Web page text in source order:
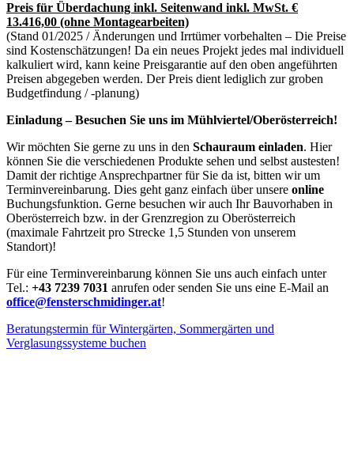
Preis für Überdachung inkl. Seitenwand inkl. MwSt. €
13.416,00 (ohne Montagearbeiten)
(Stand 01/2025 / Änderungen und Irrtümer vorbehalten – Die Preise
sind Kostenschätzungen! Da ein neues Projekt jedes mal individuell
kalkuliert wird, kann keine Preisgarantie auf den oben angeführten
Preisen abgegeben werden. Der Preis dient lediglich zur groben
Budgetfindung / -planung)
Einladung – Besuchen Sie uns im Mühlviertel/Oberösterreich!
Wir möchten Sie gerne zu uns in den Schauraum einladen. Hier
können Sie die verschiedenen Produkte sehen und selbst austesten!
Damit der richtige Ansprechpartner für Sie da ist, bitten wir um
Terminvereinbarung. Dies geht ganz einfach über unsere online
Buchungsfunktion. Gerne besuchen wir auch Ihr Bauvorhaben in
Oberösterreich bzw. in der Grenzregion zu Oberösterreich
(maximale Fahrtzeit pro Strecke 1,5 Stunden von unserem
Standort)!
Für eine Terminvereinbarung können Sie uns auch einfach unter
Tel.: +43 7239 7031 anrufen oder senden Sie uns eine E-Mail an
office@fensterschmidinger.at!
Beratungstermin für Wintergärten, Sommergärten und
Verglasungssysteme buchen